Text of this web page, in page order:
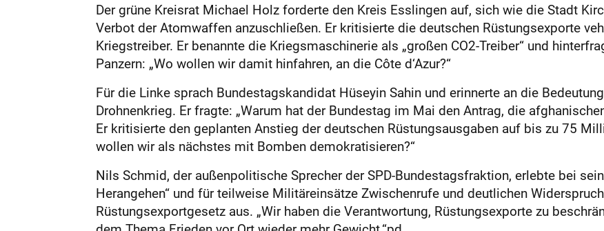
Der grüne Kreisrat Michael Holz forderte den Kreis Esslingen auf, sich wie die Stadt
Verbot der Atomwaffen anzuschließen. Er kritisierte die deutschen Rüstungsexporte
Kriegstreiber. Er benannte die Kriegsmaschinerie als „großen CO2-Treiber“ und
Panzern: „Wo wollen wir damit hinfahren, an die Côte d‘Azur?“
Für die Linke sprach Bundestagskandidat Hüseyin Sahin und erinnerte an die
Drohnenkrieg. Er fragte: „Warum hat der Bundestag im Mai den Antrag, die
Er kritisierte den geplanten Anstieg der deutschen Rüstungsausgaben auf bis zu 75
wollen wir als nächstes mit Bomben demokratisieren?“
Nils Schmid, der außenpolitische Sprecher der SPD-Bundestagsfraktion, erlebte bei
Herangehen“ und für teilweise Militäreinsätze Zwischenrufe und deutlichen
Rüstungsexportgesetz aus. „Wir haben die Verantwortung, Rüstungsexporte zu